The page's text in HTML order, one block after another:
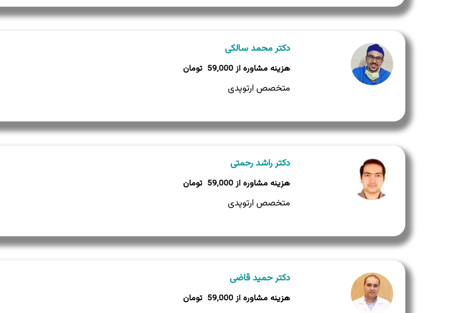
دکتر محمد سالکی
59,000
متخصص ارتوپدی
دکتر راشد رحمتی
59,000
متخصص ارتوپدی
دکتر حمید قاضی
59,000